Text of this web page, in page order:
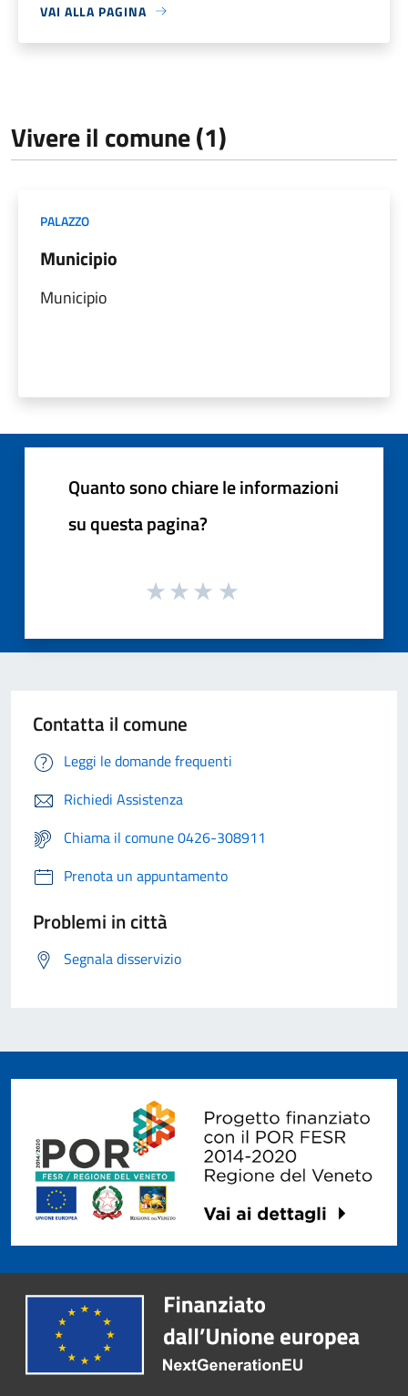
VAI ALLA PAGINA
Vivere il comune (1)
PALAZZO
Municipio
Municipio
Quanto sono chiare le informazioni
su questa pagina?
Contatta il comune
Leggi le domande frequenti
Richiedi Assistenza
Chiama il comune 0426-308911
Prenota un appuntamento
Problemi in città
Segnala disservizio